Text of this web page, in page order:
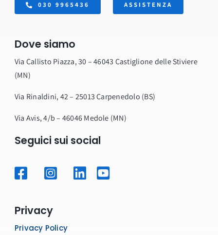
030 9965436 ASSISTENZA
Dove siamo
Via Callisto Piazza, 30 – 46043 Castiglione delle Stiviere
(MN)
Via Rinaldini, 42 – 25013 Carpenedolo (BS)
Via Avis, 4/b – 46046 Medole (MN)
Seguici sui social
Privacy
Privacy Policy